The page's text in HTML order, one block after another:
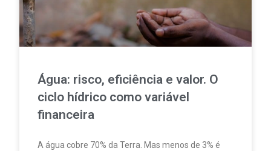
Água: risco, eficiência e valor. O
ciclo hídrico como variável
financeira
A água cobre 70% da Terra. Mas menos de 3% é